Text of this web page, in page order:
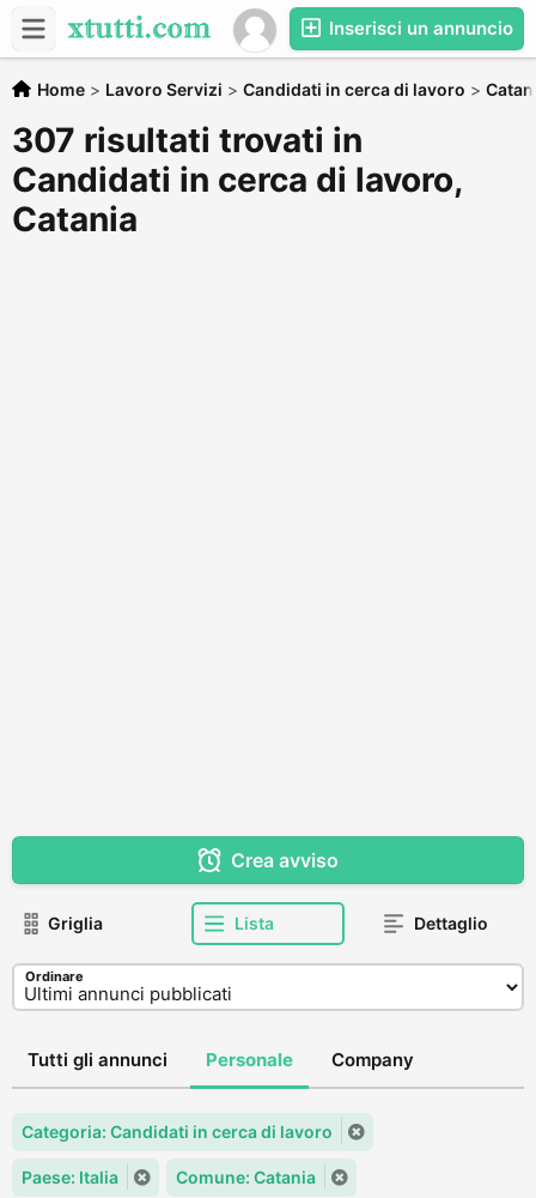
Inserisci un annuncio
Home > Lavoro Servizi > Candidati in cerca di lavoro >
307 risultati trovati in
Candidati in cerca di lavoro,
Catania
Crea avviso
Griglia Lista Dettaglio
Ordinare
Tutti gli annunci Personale Company
Categoria: Candidati in cerca di lavoro
Paese: Italia Comune: Catania